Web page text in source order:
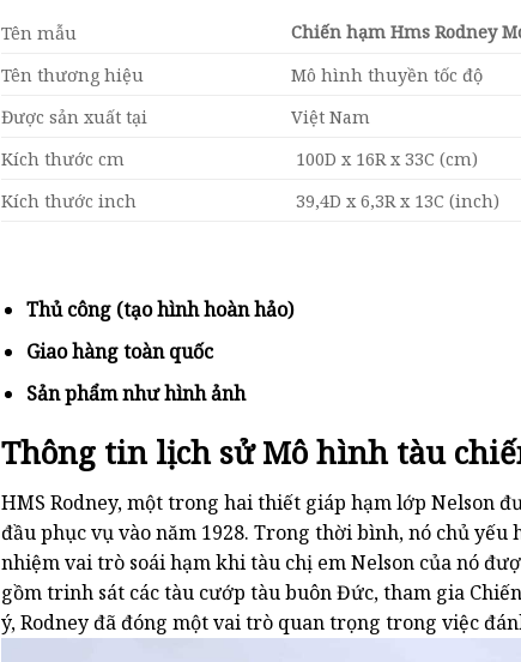
Tên mẫu
Chiến hạm Hms Rodney
Tên thương hiệu
Mô hình thuyền tốc độ
Được sản xuất tại
Việt Nam
Kích thước cm
100D x 16R x 33C (cm)
Kích thước inch
39,4D x 6,3R x 13C (inch)
Thủ công (tạo hình hoàn hảo)
Giao hàng toàn quốc
Sản phẩm như hình ảnh
Thông tin lịch sử Mô hình tàu
HMS Rodney, một trong hai thiết giáp hạm lớp Nelson
đầu phục vụ vào năm 1928. Trong thời bình, nó chủ
nhiệm vai trò soái hạm khi tàu chị em Nelson của nó
gồm trinh sát các tàu cướp tàu buôn Đức, tham gia
ý, Rodney đã đóng một vai trò quan trọng trong việc